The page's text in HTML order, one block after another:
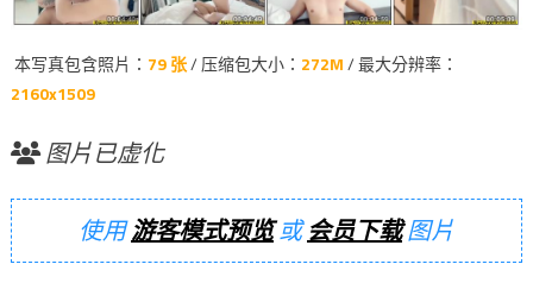
本写真包含照片： 79 张/ 压缩包大小： 272M/ 最大分辨率：
2160x1509
图片已虚化
使用游客模式预览或会员下载图片